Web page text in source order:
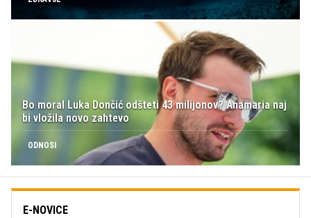
Bo moral Luka Dončić odšteti 43 milijonov? Anamaria naj
bi vložila novo zahtevo
ODNOSI
E-NOVICE